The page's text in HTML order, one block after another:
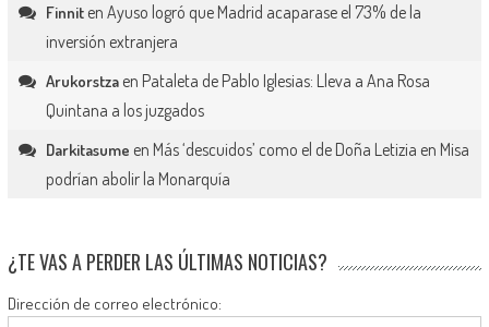
Finniten Ayuso logró que Madrid acaparase el 73% de la
inversión extranjera
Arukorstzaen Pataleta de Pablo Iglesias: Lleva a Ana Rosa
Quintana a los juzgados
Darkitasume en Más ‘descuidos’ como el de Doña Letizia en Misa
podrían abolir la Monarquía
¿TE VAS A PERDER LAS ÚLTIMAS NOTICIAS?
Dirección de correo electrónico: